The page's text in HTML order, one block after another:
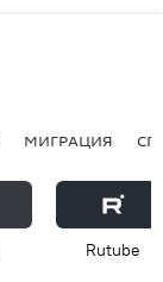
МИГРАЦИЯ
Rutube